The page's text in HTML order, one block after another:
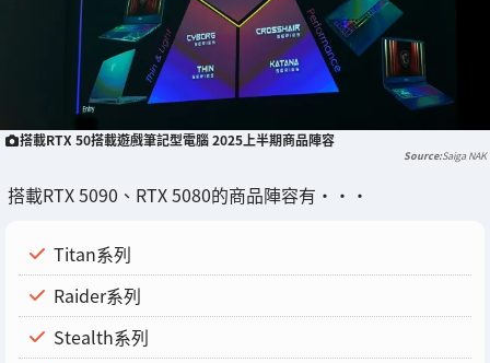
搭載RTX 50搭載遊戲筆記型電腦 2025上半期商品陣容
Saiga NAK
搭載RTX 5090、RTX 5080的商品陣容有・・・
Titan系列
Raider系列
Stealth系列